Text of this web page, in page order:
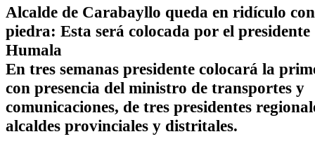
Alcalde de Carabayllo queda en ridículo
piedra: Esta será colocada por el
Humala
En tres semanas presidente colocará la
con presencia del ministro de transportes y
comunicaciones, de tres presidentes
alcaldes provinciales y distritales.